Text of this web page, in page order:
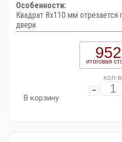
Особенности:
Квадрат 8х110 мм
двери
итоговая
кол-
В корзину